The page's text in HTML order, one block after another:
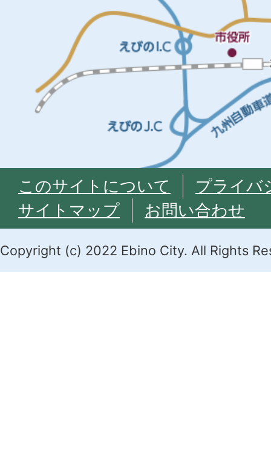
このサイトについて
プライバ
サイトマップ
お問い合わせ
Copyright (c) 2022 Ebino City. All Rights